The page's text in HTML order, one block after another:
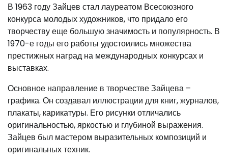
В 1963 году Зайцев стал лауреатом Всесоюзного
конкурса молодых художников, что придало его
творчеству еще большую значимость и популярность. В
1970-е годы его работы удостоились множества
престижных наград на международных конкурсах и
выставках.
Основное направление в творчестве Зайцева –
графика. Он создавал иллюстрации для книг, журналов,
плакаты, карикатуры. Его рисунки отличались
оригинальностью, яркостью и глубиной выражения.
Зайцев был мастером выразительных композиций и
оригинальных техник.